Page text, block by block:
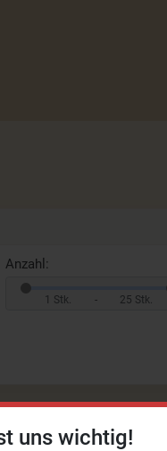
uns wichtig!
Anzahl:
1 Stk. - 25 Stk.